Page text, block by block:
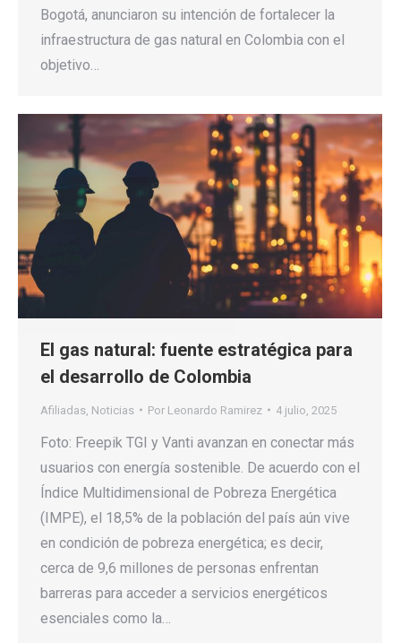
Bogotá, anunciaron su intención de fortalecer la
infraestructura de gas natural en Colombia con el
objetivo…
El gas natural: fuente estratégica para
el desarrollo de Colombia
Afiliadas Noticias Por Leonardo Ramirez 4 julio, 2025
Foto: Freepik TGI y Vanti avanzan en conectar más
usuarios con energía sostenible. De acuerdo con el
Índice Multidimensional de Pobreza Energética
(IMPE), el 18,5% de la población del país aún vive
en condición de pobreza energética; es decir,
cerca de 9,6 millones de personas enfrentan
barreras para acceder a servicios energéticos
esenciales como la…